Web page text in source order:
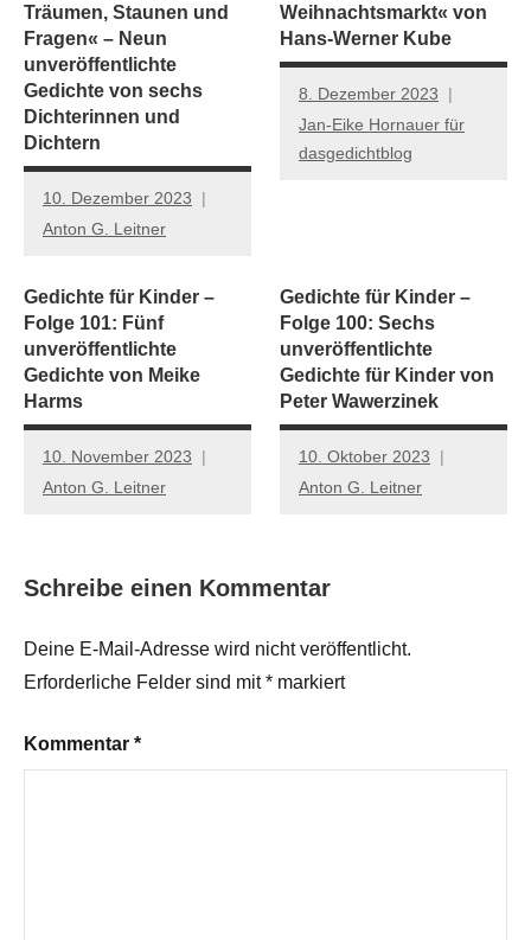
Träumen, Staunen und
Fragen« – Neun
unveröffentlichte
Gedichte von sechs
Dichterinnen und
Dichtern
10. Dezember 2023
Anton G. Leitner
Weihnachtsmarkt« von
Hans-Werner Kube
8. Dezember 2023
Jan-Eike Hornauer für
dasgedichtblog
Gedichte für Kinder –
Folge 101: Fünf
unveröffentlichte
Gedichte von Meike
Harms
10. November 2023
Anton G. Leitner
Gedichte für Kinder –
Folge 100: Sechs
unveröffentlichte
Gedichte für Kinder von
Peter Wawerzinek
10. Oktober 2023
Anton G. Leitner
Schreibe einen Kommentar
Deine E-Mail-Adresse wird nicht veröffentlicht.
Erforderliche Felder sind mit* markiert
Kommentar *